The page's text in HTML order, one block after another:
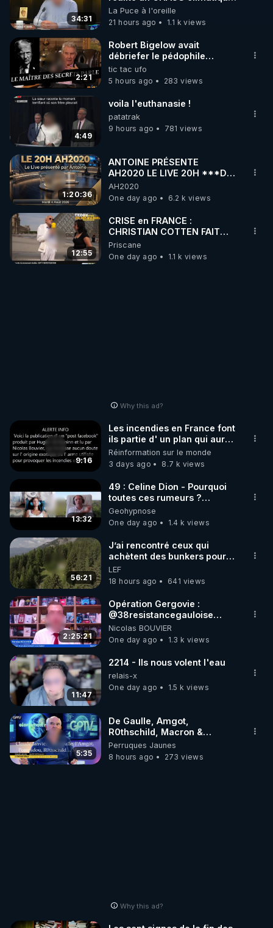
34:31
on répond
La Puce à l'oreille
21 hours ago
1.1 k views
2:21
Robert Bigelow avait
débriefer le pédophile
génocidaire de donald j
trump
tic tac ufo
5 hours ago
283 views
4:49
voila l'euthanasie !
patatrak
9 hours ago
781 views
1:20:36
ANTOINE PRÉSENTE
AH2020 LE LIVE 20H ***DU
04/08/2026*** 📷LE
GRAND RÉVEIL EST EN
MARCHE 📷
AH2020
One day ago
6.2 k views
12:55
CRISE en FRANCE :
CHRISTIAN COTTEN FAIT
une étrange découverte
Priscane
One day ago
1.1 k views
Why this ad?
9:16
Les incendies en France font
ils partie d' un plan qui aurait
débuté le 11 septembre 2001
?
Réinformation sur le monde
3 days ago
8.7 k views
13:32
49 : Celine Dion - Pourquoi
toutes ces rumeurs ?
Enquête sous hypnose
Geohypnose
One day ago
1.4 k views
56:21
J’ai rencontré ceux qui
achètent des bunkers pour
survivre à la fin du monde
LEF
18 hours ago
641 views
2:25:21
Opération Gergovie :
‪@38resistancegauloise‬
‪@MarionSigautOfficiel‬
‪@gladysriifard5710‬ Laëtitia
Nicolas BOUVIER
One day ago
1.3 k views
11:47
2214 - Ils nous volent l'eau
relais-x
One day ago
1.5 k views
5:35
De Gaulle, Amgot,
R0thschild, Macron &
Pompidou… Macron Claude
Janvier, GPTV, 18 X 2024
Perruques Jaunes
8 hours ago
273 views
Why this ad?